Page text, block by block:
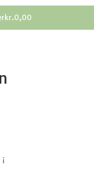
kr.0,00
i